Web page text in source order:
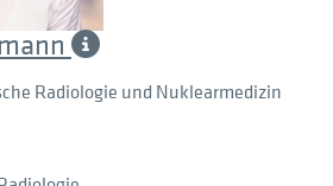
Radiologie und Nuklearmedizin